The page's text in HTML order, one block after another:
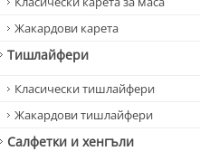
Жакардови карета
Тишлайфери
Класически тишлайфери
Жакардови тишлайфери
Салфетки и хенгъли